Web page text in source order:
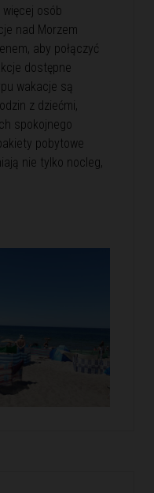
osób
nad Morzem
aby połączyć
dostępne
wakacje są
z dziećmi,
spokojnego
pobytowe
nie tylko nocleg,